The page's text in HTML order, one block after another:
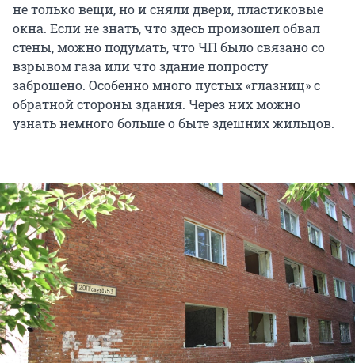
не только вещи, но и сняли двери, пластиковые
окна. Если не знать, что здесь произошел обвал
стены, можно подумать, что ЧП было связано со
взрывом газа или что здание попросту
заброшено. Особенно много пустых «глазниц» с
обратной стороны здания. Через них можно
узнать немного больше о быте здешних жильцов.